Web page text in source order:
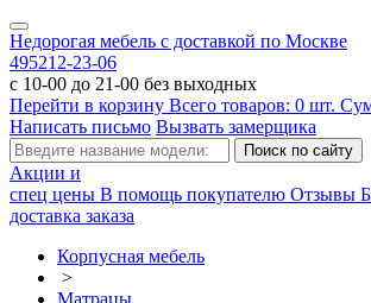
Недорогая мебель с доставкой по Москве
495212-23-06
с 10-00 до 21-00 без выходных
Перейти в корзину Всего товаров: 0 шт.
Написать письмо Вызвать замерщика
Акции и
спец цены В помощь покупателю Отзывы
доставка заказа
Корпусная мебель
>
Матрацы